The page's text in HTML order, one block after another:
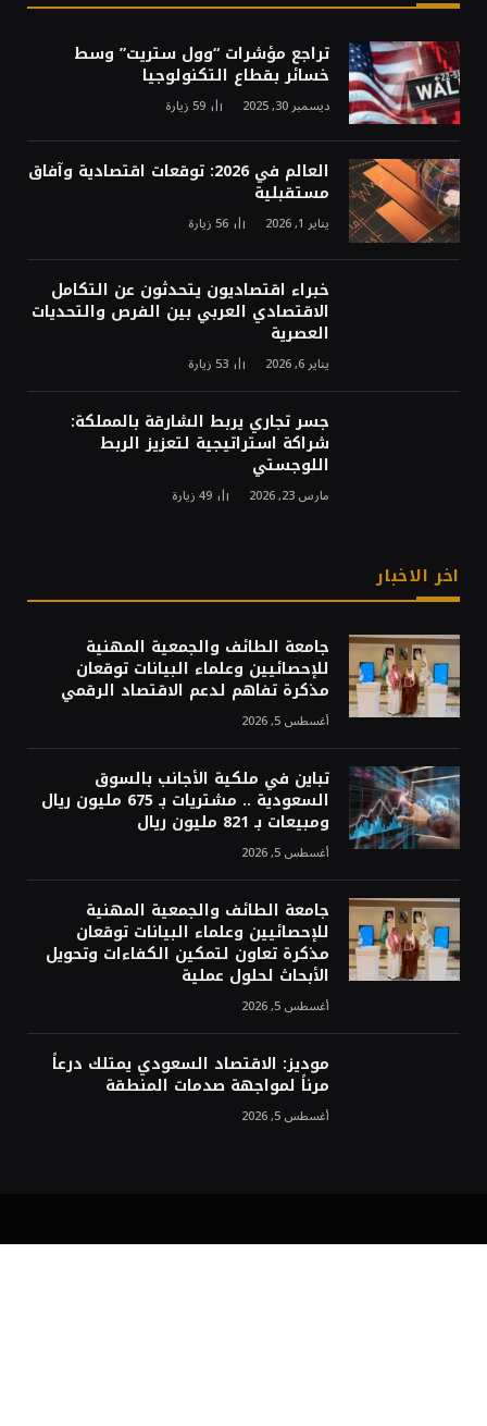
تراجع مؤشرات “وول ستريت” وسط
خسائر بقطاع التكنولوجيا
ديسمبر 30, 2025 59 زيارة
العالم في 2026: توقعات اقتصادية وآفاق
مستقبلية
يناير 1, 2026 56 زيارة
خبراء اقتصاديون يتحدثون عن التكامل
الاقتصادي العربي بين الفرص والتحديات
العصرية
يناير 6, 2026 53 زيارة
جسر تجاري يربط الشارقة بالمملكة:
شراكة استراتيجية لتعزيز الربط
اللوجستي
مارس 23, 2026 49زيارة
اخر الاخبار
جامعة الطائف والجمعية المهنية
للإحصائيين وعلماء البيانات توقعان
مذكرة تفاهم لدعم الاقتصاد الرقمي
أغسطس 5, 2026
تباين في ملكية الأجانب بالسوق
السعودية .. مشتريات بـ 675 مليون ريال
ومبيعات بـ 821 مليون ريال
أغسطس 5, 2026
جامعة الطائف والجمعية المهنية
للإحصائيين وعلماء البيانات توقعان
مذكرة تعاون لتمكين الكفاءات وتحويل
الأبحاث لحلول عملية
أغسطس 5, 2026
موديز: الاقتصاد السعودي يمتلك درعاً
مرناً لمواجهة صدمات المنطقة
أغسطس 5, 2026